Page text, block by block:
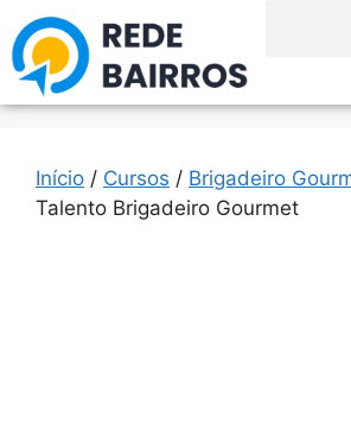
Início / Cursos / Brigadeiro
Talento Brigadeiro Gourmet